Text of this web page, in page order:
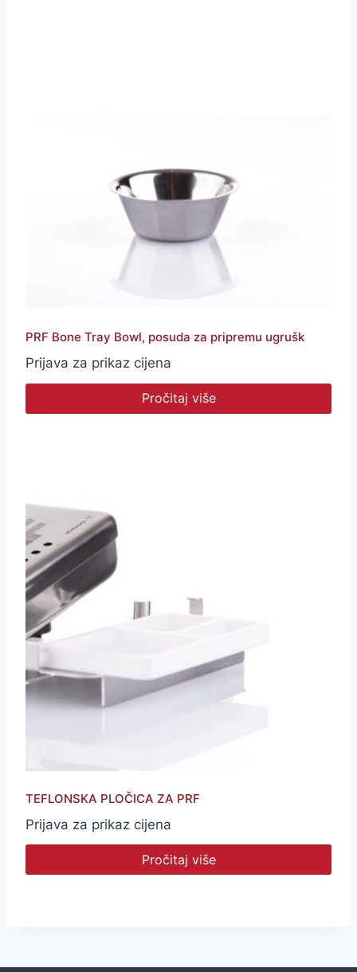
PRF Bone Tray Bowl, posuda za pripremu ugrušk
Prijava za prikaz cijena
Pročitaj više
TEFLONSKA PLOČICA ZA PRF
Prijava za prikaz cijena
Pročitaj više